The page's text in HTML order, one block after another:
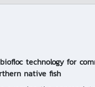
technology for
native fish